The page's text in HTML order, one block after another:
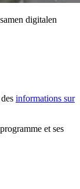
digitalen
informations sur
et ses